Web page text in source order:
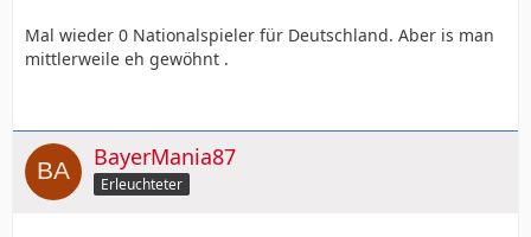
Mal wieder 0 Nationalspieler für Deutschland. Aber is man
mittlerweile eh gewöhnt .
BayerMania87
Erleuchteter